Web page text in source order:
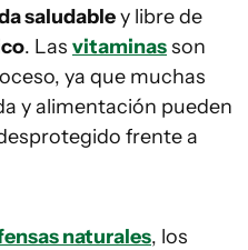
saludabley libre de
. Las vitaminasson
ya que muchas
y alimentación pueden
frente a
naturales, los